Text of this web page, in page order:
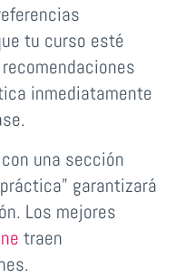
tu curso esté
inmediatamente
una sección
garantizará
Los mejores
traen